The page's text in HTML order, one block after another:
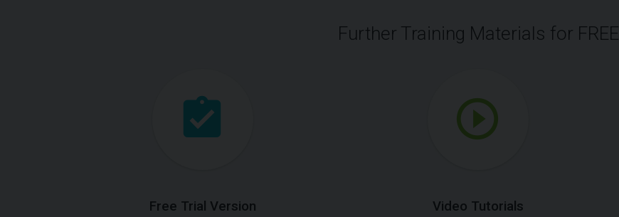
Further Training Materials for FREE
Free Trial Version Video Tutorials